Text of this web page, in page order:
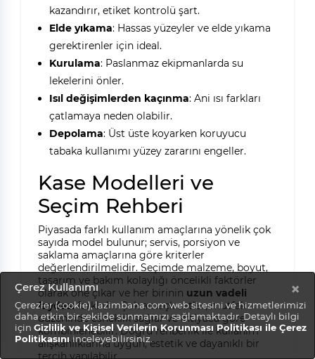
kazandırır, etiket kontrolü şart.
Elde yıkama: Hassas yüzeyler ve elde yıkama
gerektirenler için ideal.
Kurulama: Paslanmaz ekipmanlarda su
lekelerini önler.
Isıl değişimlerden kaçınma: Ani ısı farkları
çatlamaya neden olabilir.
Depolama: Üst üste koyarken koruyucu
tabaka kullanımı yüzey zararını engeller.
Kase Modelleri ve
Seçim Rehberi
Piyasada farklı kullanım amaçlarına yönelik çok
sayıda model bulunur; servis, porsiyon ve
saklama amaçlarına göre kriterler
değerlendirilmelidir. Seçimde malzeme, boyut,
tasarım ve bakım kolaylığı öncelikli faktörler
olarak öne çıkar ve her birinin uzun vadeli
faydasıfarklıdır. Çok amaçlı setler, mutfak
düzeninde esneklik sağlar ve ihtiyaca göre
kombinlenebilir. Doğru rehberlik ile kullanım
alışkanlıklarına uygun, estetik ve dayanıklı bir
tercih yapılabilir.
Çerez Kullanımı
Çerezler (cookie), lazimbana.com web sitesini ve hizmetlerimizi
daha etkin bir şekilde sunmamızı sağlamaktadır. Detaylı bilgi
için Gizlilik ve Kişisel Verilerin Korunması Politikası ile Çerez
Politikasını inceleyebilirsiniz.
×